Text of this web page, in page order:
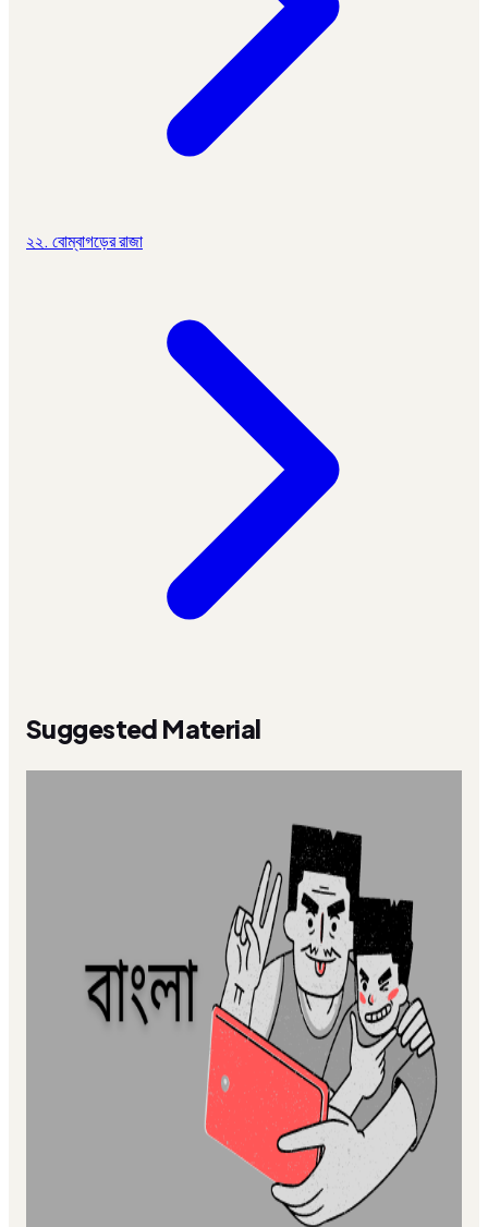
২২. বোম্বাগড়ের রাজা
Suggested Material